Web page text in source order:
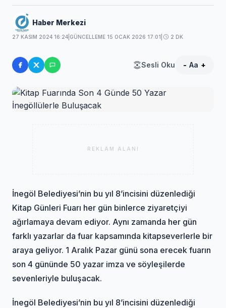
Haber Merkezi
27 KASIM 2024 16:24 GÜNCELLEME 15 OCAK 2026 17:01 2 DK
Sesli Oku - Aa +
REKLAM ALANI
İnegöl Belediyesi’nin bu yıl 8’incisini düzenlediği
Kitap Günleri Fuarı her gün binlerce ziyaretçiyi
ağırlamaya devam ediyor. Aynı zamanda her gün
farklı yazarlar da fuar kapsamında kitapseverlerle bir
araya geliyor. 1 Aralık Pazar günü sona erecek fuarın
son 4 gününde 50 yazar imza ve söyleşilerde
sevenleriyle buluşacak.
İnegöl Belediyesi’nin bu yıl 8’incisini düzenlediği